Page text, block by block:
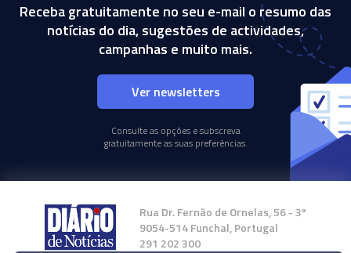
Receba gratuitamente no seu e-mail o resumo das
notícias do dia, sugestões de actividades,
campanhas e muito mais.
Ver newsletters
Consulte as opções e subscreva
gratuitamente as suas preferências.
Rua Dr. Fernão de Ornelas, 56 - 3º
9054-514 Funchal, Portugal
291 202 300